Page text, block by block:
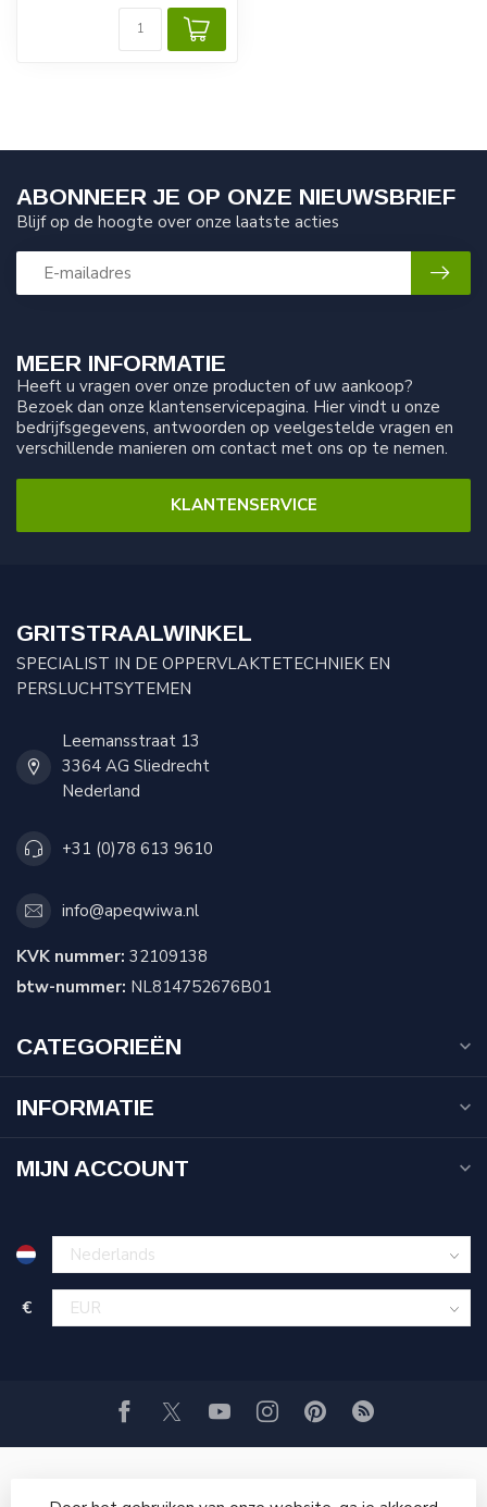
MEER INFORMATIE
Heeft u vragen over onze producten of uw aankoop?
Bezoek dan onze klantenservicepagina. Hier vindt u onze
bedrijfsgegevens, antwoorden op veelgestelde vragen en
verschillende manieren om contact met ons op te nemen.
KLANTENSERVICE
ABONNEER JE OP ONZE NIEUWSBRIEF
Blijf op de hoogte over onze laatste acties
GRITSTRAALWINKEL
SPECIALIST IN DE OPPERVLAKTETECHNIEK EN
PERSLUCHTSYTEMEN
Leemansstraat 13
3364 AG Sliedrecht
Nederland
+31 (0)78 613 9610
info@apeqwiwa.nl
KVK nummer: 32109138
btw-nummer: NL814752676B01
CATEGORIEËN
INFORMATIE
MIJN ACCOUNT
€